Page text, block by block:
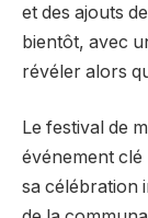
et des ajouts
bientôt, avec
révéler alors
Le festival de
événement clé
sa célébration